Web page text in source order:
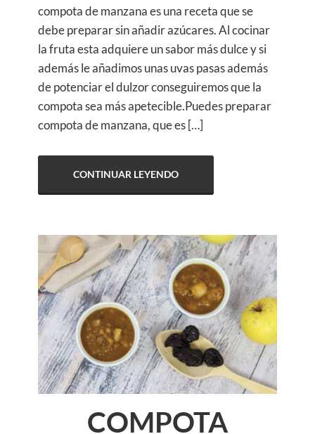
compota de manzana es una receta que se
debe preparar sin añadir azúcares. Al cocinar
la fruta esta adquiere un sabor más dulce y si
además le añadimos unas uvas pasas además
de potenciar el dulzor conseguiremos que la
compota sea más apetecible.Puedes preparar
compota de manzana, que es […]
CONTINUAR LEYENDO
COMPOTA